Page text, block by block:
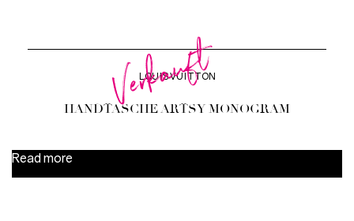
Verkauft
LOUIS VUITTON
HANDTASCHE ARTSY MONOGRAM
Read more